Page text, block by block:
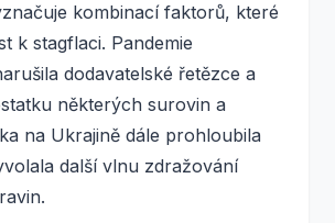
kombinací faktorů, které
k stagflaci. Pandemie
dodavatelské řetězce a
některých surovin a
na Ukrajině dále prohloubila
další vlnu zdražování